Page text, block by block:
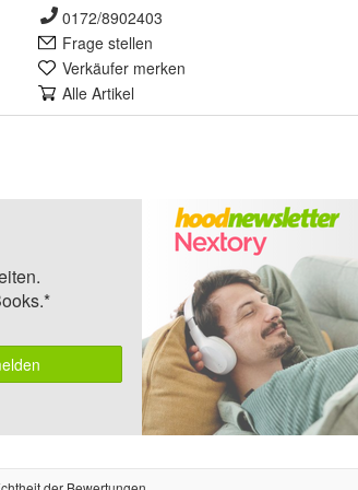
0172/8902403
Frage stellen
Verkäufer merken
Alle Artikel